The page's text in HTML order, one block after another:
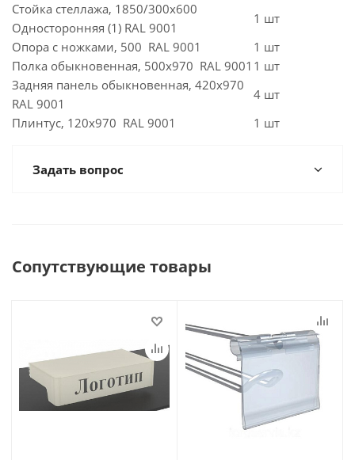
Стойка стеллажа, 1850/300х600
Односторонняя (1) RAL 9001
1 шт
Опора с ножками, 500 RAL 9001
1 шт
Полка обыкновенная, 500х970 RAL 9001 1 шт
Задняя панель обыкновенная, 420х970
RAL 9001
4 шт
Плинтус, 120х970 RAL 9001
1 шт
Задать вопрос
Сопутствующие товары